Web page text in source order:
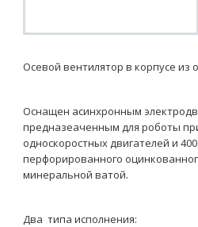
Осевой вентилятор в корпусе
Оснащен асинхронным
предназеаченным для роботы
односкоростных двигателей и
перфорированного
минеральной ватой.
Два типа исполнения: